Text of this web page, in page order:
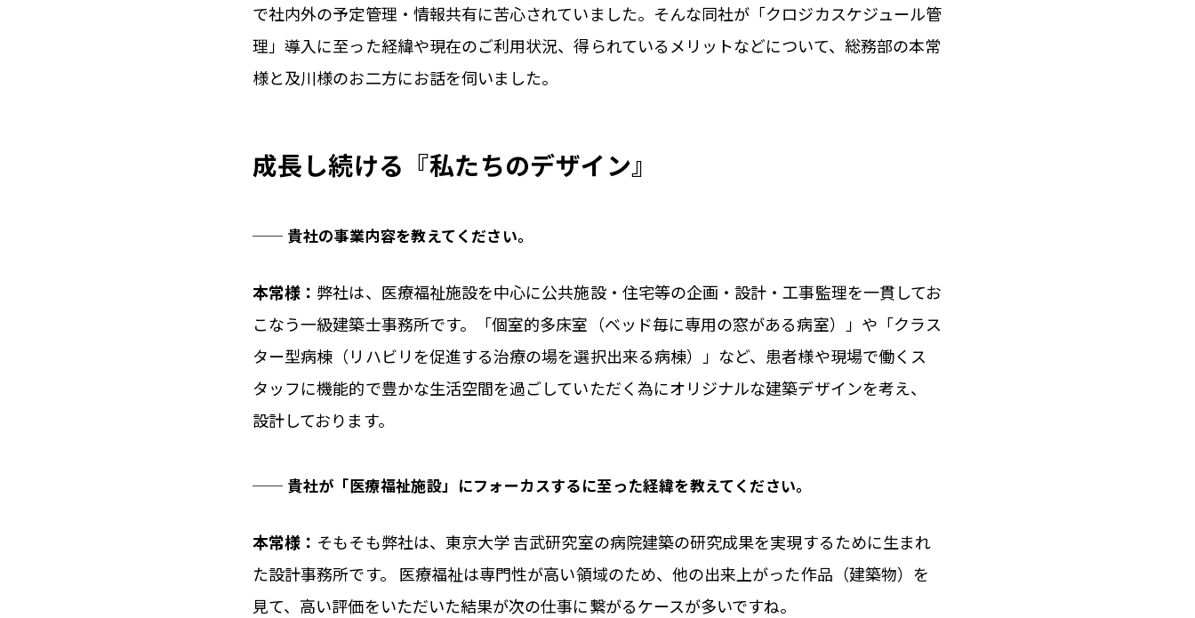
で社内外の予定管理・情報共有に苦心されていました。そんな同社が「クロジカスケジュール管
理」導入に至った経緯や現在のご利用状況、得られているメリットなどについて、総務部の本常
様と及川様のお二方にお話を伺いました。
成長し続ける『私たちのデザイン』
── 貴社の事業内容を教えてください。
本常様：弊社は、医療福祉施設を中心に公共施設・住宅等の企画・設計・工事監理を一貫してお
こなう一級建築士事務所です。「個室的多床室（ベッド毎に専用の窓がある病室）」や「クラス
ター型病棟（リハビリを促進する治療の場を選択出来る病棟）」など、患者様や現場で働くス
タッフに機能的で豊かな生活空間を過ごしていただく為にオリジナルな建築デザインを考え、
設計しております。
── 貴社が「医療福祉施設」にフォーカスするに至った経緯を教えてください。
本常様： そもそも弊社は、東京大学 吉武研究室の病院建築の研究成果を実現するために生まれ
た設計事務所です。 医療福祉は専門性が高い領域のため、他の出来上がった作品（建築物）を
見て、高い評価をいただいた結果が次の仕事に繋がるケースが多いですね。